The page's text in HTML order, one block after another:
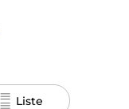
Liste